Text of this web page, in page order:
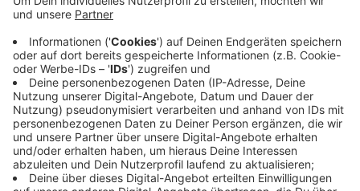
Anmeldeschluss ist der 05. Oktober.
Mehr Infos gibt esHIER.
Und anmelden können Sie sich per Mail an:
feriencamp@spielmannszug-coesfeld.de
Anzeige